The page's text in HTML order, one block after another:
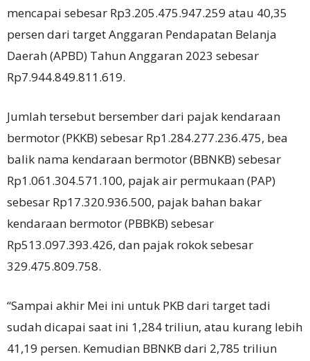
mencapai sebesar Rp3.205.475.947.259 atau 40,35
persen dari target Anggaran Pendapatan Belanja
Daerah (APBD) Tahun Anggaran 2023 sebesar
Rp7.944.849.811.619.
Jumlah tersebut bersember dari pajak kendaraan
bermotor (PKKB) sebesar Rp1.284.277.236.475, bea
balik nama kendaraan bermotor (BBNKB) sebesar
Rp1.061.304.571.100, pajak air permukaan (PAP)
sebesar Rp17.320.936.500, pajak bahan bakar
kendaraan bermotor (PBBKB) sebesar
Rp513.097.393.426, dan pajak rokok sebesar
329.475.809.758.
“Sampai akhir Mei ini untuk PKB dari target tadi
sudah dicapai saat ini 1,284 triliun, atau kurang lebih
41,19 persen. Kemudian BBNKB dari 2,785 triliun